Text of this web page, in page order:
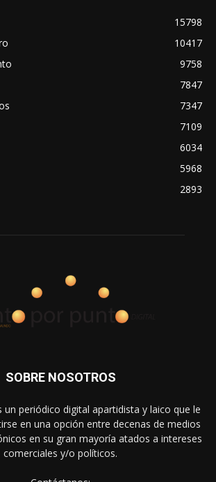
15798
10417
9758
7847
7347
7109
6034
5968
2893
SOBRE NOSOTROS
periódico digital apartidista y laico que le
en una opción entre decenas de medios
en su gran mayoría atados a intereses
comerciales y/o políticos.